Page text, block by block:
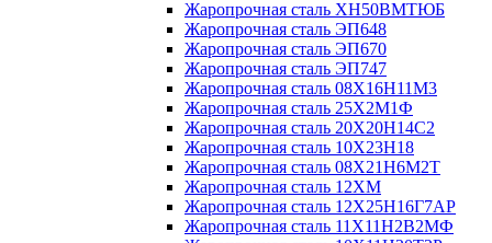
Жаропрочная сталь ХН50ВМТЮБ
Жаропрочная сталь ЭП648
Жаропрочная сталь ЭП670
Жаропрочная сталь ЭП747
Жаропрочная сталь 08Х16Н11М3
Жаропрочная сталь 25Х2М1Ф
Жаропрочная сталь 20Х20Н14С2
Жаропрочная сталь 10Х23Н18
Жаропрочная сталь 08Х21Н6М2Т
Жаропрочная сталь 12ХМ
Жаропрочная сталь 12Х25Н16Г7АР
Жаропрочная сталь 11Х11Н2В2МФ